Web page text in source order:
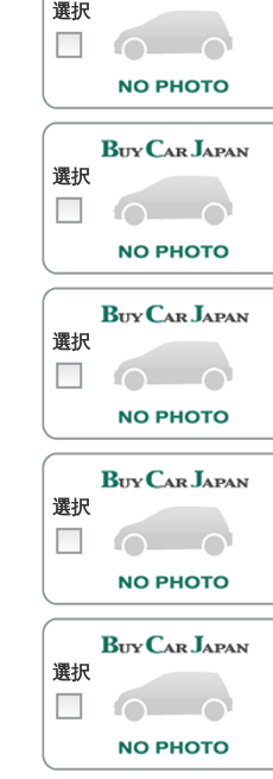
選択
選択
選択
選択
選択